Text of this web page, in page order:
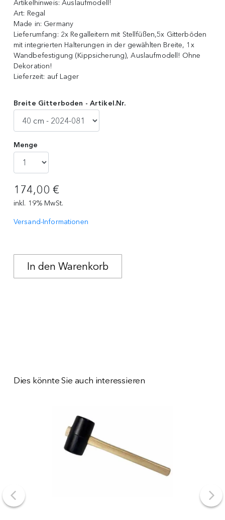
Artikelhinweis:Auslaufmodell!
Art: Regal
Made in: Germany
Lieferumfang: 2x Regalleitern mit Stellfüßen,5x Gitterböden
mit integrierten Halterungen in der gewählten Breite, 1x
Wandbefestigung (Kippsicherung), Auslaufmodell! Ohne
Dekoration!
Lieferzeit: auf Lager
Breite Gitterboden - Artikel.Nr.
Menge
174,00 €
inkl. 19% MwSt.
Versand-Informationen
Dies könnte Sie auch interessieren